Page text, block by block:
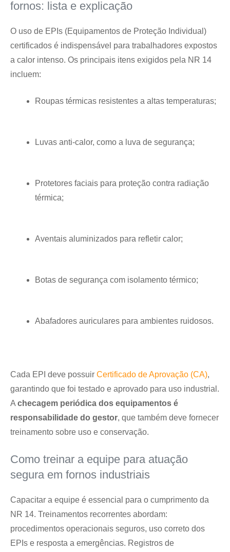
fornos: lista e explicação
O uso de EPIs (Equipamentos de Proteção Individual)
certificados é indispensável para trabalhadores expostos
a calor intenso. Os principais itens exigidos pela NR 14
incluem:
Roupas térmicas resistentes a altas temperaturas;
Luvas anti-calor, como a luva de segurança;
Protetores faciais para proteção contra radiação
térmica;
Aventais aluminizados para refletir calor;
Botas de segurança com isolamento térmico;
Abafadores auriculares para ambientes ruidosos.
Cada EPI deve possuir Certificado de Aprovação (CA),
garantindo que foi testado e aprovado para uso industrial.
A checagem periódica dos equipamentos é
responsabilidade do gestor, que também deve fornecer
treinamento sobre uso e conservação.
Como treinar a equipe para atuação
segura em fornos industriais
Capacitar a equipe é essencial para o cumprimento da
NR 14. Treinamentos recorrentes abordam:
procedimentos operacionais seguros, uso correto dos
EPIs e resposta a emergências. Registros de